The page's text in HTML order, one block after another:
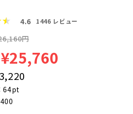
4.6 1446 レビュー
円
¥25,760
64pt